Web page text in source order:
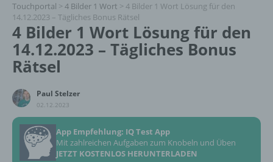
Touchportal > 4 Bilder 1 Wort > 4 Bilder 1 Wort Lösung für den
14.12.2023 – Tägliches Bonus Rätsel
4 Bilder 1 Wort Lösung für den
14.12.2023 – Tägliches Bonus
Rätsel
Paul Stelzer
02.12.2023
App Empfehlung: IQ Test App
Mit zahlreichen Aufgaben zum Knobeln und Üben
JETZT KOSTENLOS HERUNTERLADEN